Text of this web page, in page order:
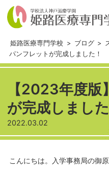
姫路医療専門学校 > ブログ >
パンフレットが完成しました！
【2023年度版
が完成しました
2022.03.02
こんにちは。入学事務局の御原